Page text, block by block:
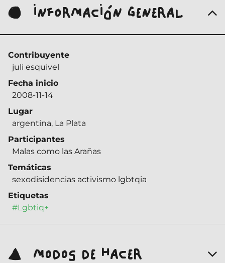
INFORMACIÓN GENERAL
Contribuyente
juli esquivel
Fecha inicio
2008-11-14
Lugar
argentina, La Plata
Participantes
Malas como las Arañas
Temáticas
sexodisidencias activismo lgbtqia
Etiquetas
#Lgbtiq+
MODOS DE HACER